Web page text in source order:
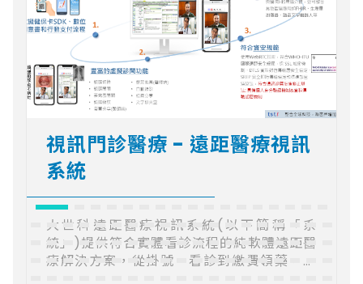
視訊門診醫療 - 遠距醫療視訊
系統
大世科遠距醫療視訊系統(以下簡稱「系
統」)提供符合實體看診流程的純軟體遠距醫
療解決方案，從掛號、看診到繳費領藥，透